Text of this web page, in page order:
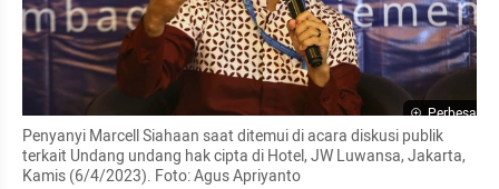
Perbesar
Penyanyi Marcell Siahaan saat ditemui di acara diskusi publik
terkait Undang undang hak cipta di Hotel, JW Luwansa, Jakarta,
Kamis (6/4/2023). Foto: Agus Apriyanto